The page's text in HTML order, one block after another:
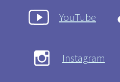
YouTube
Instagram